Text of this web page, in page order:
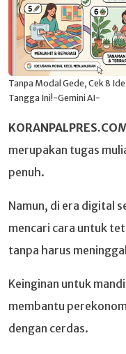
Tanpa Modal Gede, Cek 8
Tangga Ini!-Gemini AI-
merupakan tugas
penuh.
Namun, di era digital
mencari cara untuk
tanpa harus
Keinginan untuk
membantu
dengan cerdas.